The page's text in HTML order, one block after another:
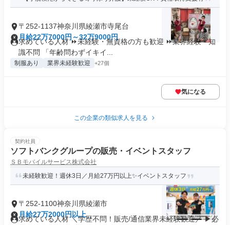
〒252-1137神奈川県綾瀬市寺尾台
月給22万7000円～32万9000円
求めている人材 ⏩未経験・無資格の方も歓迎 ⏩業界経験・知
識不問 「年齢問わずイキイ...
制服あり 業界未経験歓迎 +27個
気になる
この企業の類似求人を見る
契約社員
ソフトバンクグループの販売・イベントスタッフ
ＳＢモバイルサービス株式会社
未経験歓迎！週休3日／月給27万円以上✨イベントスタッフ
〒252-1100神奈川県綾瀬市
月給27万2000円以上
求めている人材 ＼学歴不問！販売/通信業界未経験歓迎／ ▶必